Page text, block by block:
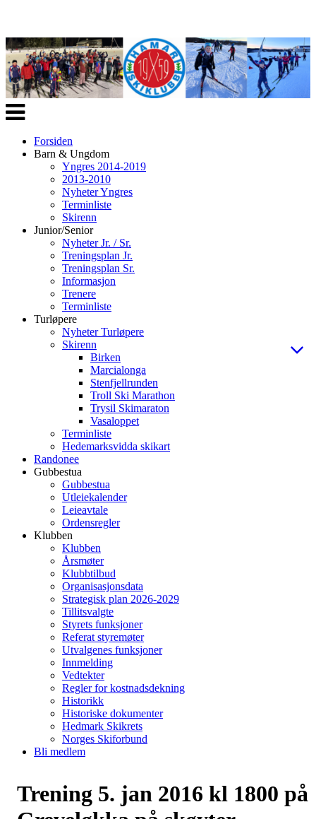
Veksle
navigasjon
Forsiden
Barn & Ungdom
Yngres 2014-2019
2013-2010
Nyheter Yngres
Terminliste
Skirenn
Junior/Senior
Nyheter Jr. / Sr.
Treningsplan Jr.
Treningsplan Sr.
Informasjon
Trenere
Terminliste
Turløpere
Nyheter Turløpere
Skirenn
Birken
Marcialonga
Stenfjellrunden
Troll Ski Marathon
Trysil Skimaraton
Vasaloppet
Terminliste
Hedemarksvidda skikart
Randonee
Gubbestua
Gubbestua
Utleiekalender
Leieavtale
Ordensregler
Klubben
Klubben
Årsmøter
Klubbtilbud
Organisasjonsdata
Strategisk plan 2026-2029
Tillitsvalgte
Styrets funksjoner
Referat styremøter
Utvalgenes funksjoner
Innmelding
Vedtekter
Regler for kostnadsdekning
Historikk
Historiske dokumenter
Hedmark Skikrets
Norges Skiforbund
Bli medlem
Trening 5. jan 2016 kl 1800 på